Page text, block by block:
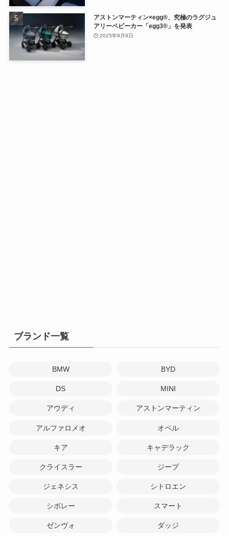
アストンマーティン×egg®、究極のラグジュ
アリーベビーカー「egg3®」を発表
2025年9月9日
ブランド一覧
BMW BYD
DS MINI
アウディ アストンマーティン
アルファロメオ オペル
キア キャデラック
クライスラー ジープ
ジェネシス シトロエン
シボレー スマート
ゼンヴォ ダッジ